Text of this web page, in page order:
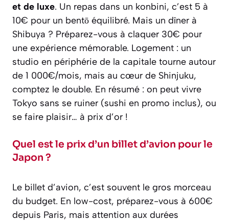
et de luxe. Un repas dans un konbini, c’est 5 à
10€ pour un bentō équilibré. Mais un dîner à
Shibuya ? Préparez-vous à claquer 30€ pour
une expérience mémorable. Logement : un
studio en périphérie de la capitale tourne autour
de 1 000€/mois, mais au cœur de Shinjuku,
comptez le double. En résumé : on peut vivre
Tokyo sans se ruiner (sushi en promo inclus), ou
se faire plaisir… à prix d’or !
Quel est le prix d’un billet d’avion pour le
Japon ?
Le billet d’avion, c’est souvent le gros morceau
du budget. En low-cost, préparez-vous à 600€
depuis Paris, mais attention aux durées